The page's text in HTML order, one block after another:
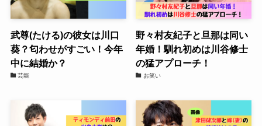
武尊(たける)の彼女は川口
葵？匂わせがすごい！今年
中に結婚か？
芸能
野々村友紀子と旦那は同い
年婚！馴れ初めは川谷修士
の猛アプローチ！
お笑い